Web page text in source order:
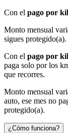
Con el pago por
Monto mensual
sigues protegido(a).
Con el pago por
paga solo por los
que recorres.
Monto mensual
auto, ese mes no
protegido(a).
¿Cómo funciona?